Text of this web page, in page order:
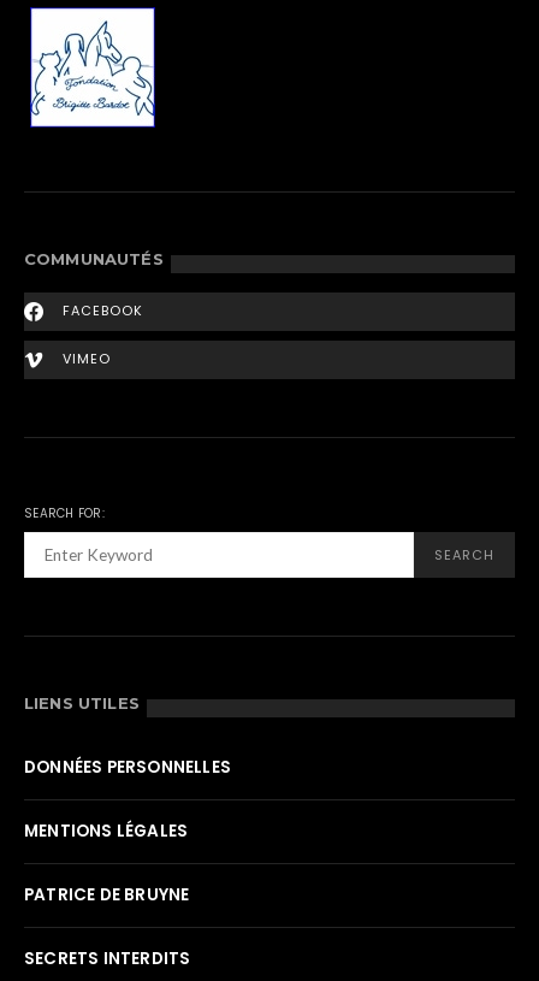
COMMUNAUTÉS
FACEBOOK
VIMEO
SEARCH FOR:
SEARCH
LIENS UTILES
DONNÉES PERSONNELLES
MENTIONS LÉGALES
PATRICE DE BRUYNE
SECRETS INTERDITS